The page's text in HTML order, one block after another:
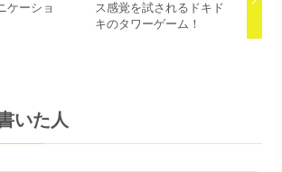
ケーショ
ス感覚を試されるドキド
キのタワーゲーム！
いた人